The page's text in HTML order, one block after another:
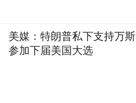
美媒：特朗普私下支持万斯
参加下届美国大选